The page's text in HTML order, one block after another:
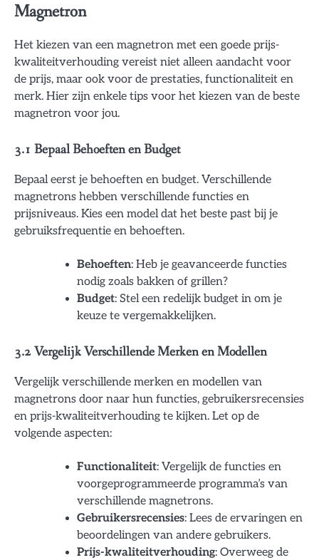
Magnetron
Het kiezen van een magnetron met een goede prijs-
kwaliteitverhouding vereist niet alleen aandacht voor
de prijs, maar ook voor de prestaties, functionaliteit en
merk. Hier zijn enkele tips voor het kiezen van de beste
magnetron voor jou.
3.1 Bepaal Behoeften en Budget
Bepaal eerst je behoeften en budget. Verschillende
magnetrons hebben verschillende functies en
prijsniveaus. Kies een model dat het beste past bij je
gebruiksfrequentie en behoeften.
Behoeften: Heb je geavanceerde functies
nodig zoals bakken of grillen?
Budget: Stel een redelijk budget in om je
keuze te vergemakkelijken.
3.2 Vergelijk Verschillende Merken en Modellen
Vergelijk verschillende merken en modellen van
magnetrons door naar hun functies, gebruikersrecensies
en prijs-kwaliteitverhouding te kijken. Let op de
volgende aspecten:
Functionaliteit: Vergelijk de functies en
voorgeprogrammeerde programma’s van
verschillende magnetrons.
Gebruikersrecensies: Lees de ervaringen en
beoordelingen van andere gebruikers.
Prijs-kwaliteitverhouding: Overweeg de